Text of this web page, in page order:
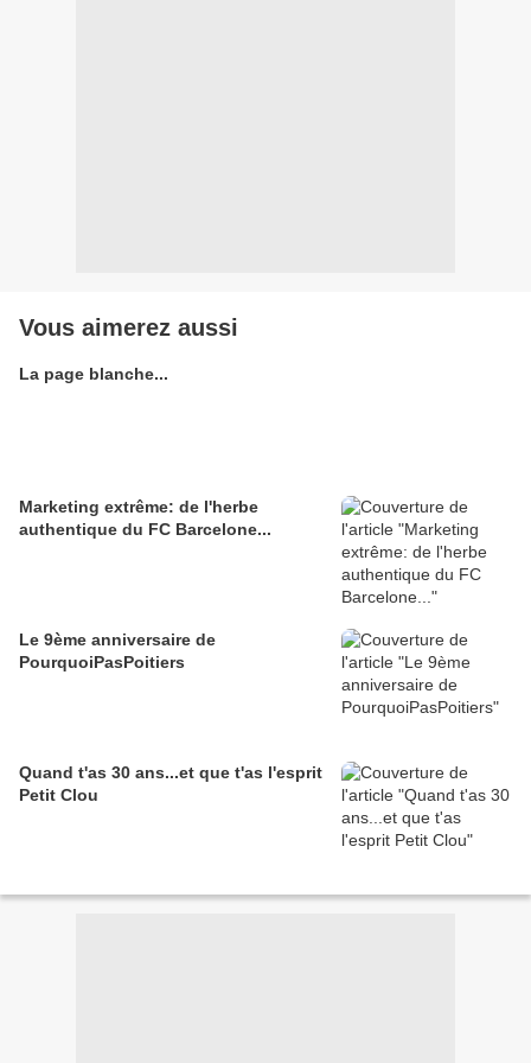
Vous aimerez aussi
La page blanche...
Marketing extrême: de l'herbe
authentique du FC Barcelone...
Le 9ème anniversaire de
PourquoiPasPoitiers
Quand t'as 30 ans...et que t'as l'esprit
Petit Clou